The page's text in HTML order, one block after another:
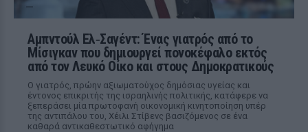
Αμπντούλ Ελ‑Σαγέντ: Ένας γιατρός από το
Μίσιγκαν που δημιουργεί πονοκέφαλο εκτός
από τον Λευκό Οίκο και στους Δημοκρατικούς
Ο γιατρός, πρώην αξιωματούχος δημόσιας υγείας και
έντονος επικριτής της ισραηλινής πολιτικής, κατάφερε να
ξεπεράσει μία πρωτοφανή οικονομική κινητοποίηση υπέρ
της αντιπάλου του, Χέιλι Στίβενς βασιζόμενος σε ένα
καθαρά αντικαθεστωτικό αφήγημα